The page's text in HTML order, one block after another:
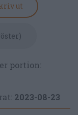
ut
portion:
2023-08-23